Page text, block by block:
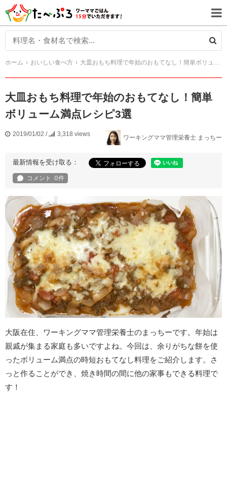
ホーム おいしい食べ方 大皿おもち料理で年始のおもてなし！簡単ボリューム満点レシピ3選
大皿おもち料理で年始のおもてなし！簡単
ボリューム満点レシピ3選
2019/01/02 / 3,318 views ワーキングママ管理栄養士 まっちー
最新情報を受け取る：
大阪在住、ワーキングママ管理栄養士のまっちーです。年始は
親戚が集まる家庭も多いですよね。今回は、余りがちな餅を使
ったボリューム満点の時短おもてなし料理をご紹介します。さ
っと作ることができ、焼き時間の間に他の家事もできる料理で
す！